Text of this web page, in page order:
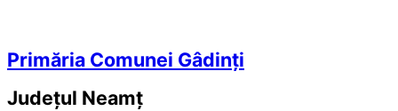
Primăria Comunei Gâdinți
Județul Neamț